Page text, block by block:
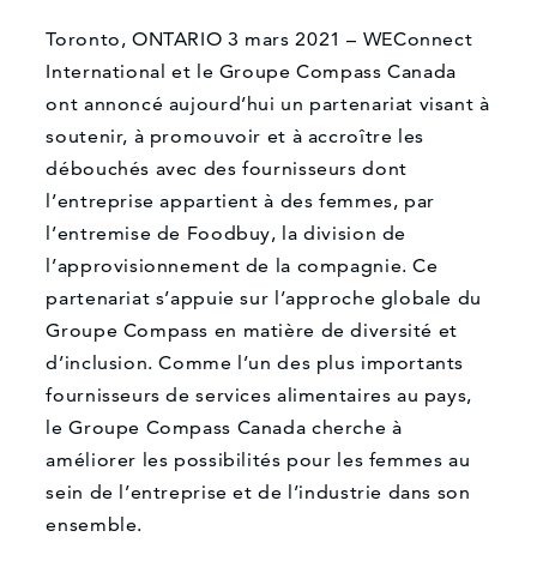
Toronto, ONTARIO 3 mars 2021 – WEConnect
International et le Groupe Compass Canada
ont annoncé aujourd’hui un partenariat visant à
soutenir, à promouvoir et à accroître les
débouchés avec des fournisseurs dont
l’entreprise appartient à des femmes, par
l’entremise de Foodbuy, la division de
l’approvisionnement de la compagnie. Ce
partenariat s’appuie sur l’approche globale du
Groupe Compass en matière de diversité et
d’inclusion. Comme l’un des plus importants
fournisseurs de services alimentaires au pays,
le Groupe Compass Canada cherche à
améliorer les possibilités pour les femmes au
sein de l’entreprise et de l’industrie dans son
ensemble.